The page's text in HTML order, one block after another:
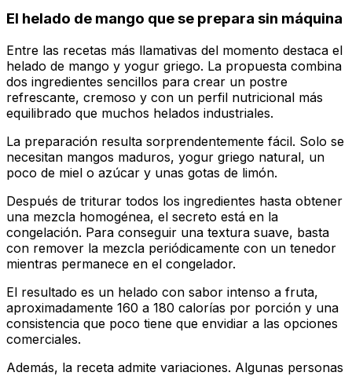
El helado de mango que se prepara sin máquina
Entre las recetas más llamativas del momento destaca el
helado de mango y yogur griego. La propuesta combina
dos ingredientes sencillos para crear un postre
refrescante, cremoso y con un perfil nutricional más
equilibrado que muchos helados industriales.
La preparación resulta sorprendentemente fácil. Solo se
necesitan mangos maduros, yogur griego natural, un
poco de miel o azúcar y unas gotas de limón.
Después de triturar todos los ingredientes hasta obtener
una mezcla homogénea, el secreto está en la
congelación. Para conseguir una textura suave, basta
con remover la mezcla periódicamente con un tenedor
mientras permanece en el congelador.
El resultado es un helado con sabor intenso a fruta,
aproximadamente 160 a 180 calorías por porción y una
consistencia que poco tiene que envidiar a las opciones
comerciales.
Además, la receta admite variaciones. Algunas personas